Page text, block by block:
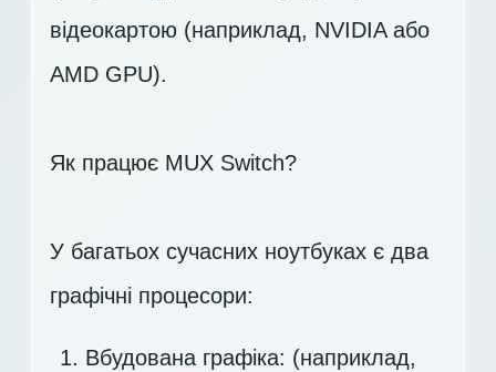
відеокартою (наприклад, NVIDIA або
AMD GPU).
Як працює MUX Switch?
У багатьох сучасних ноутбуках є два
графічні процесори:
Вбудована графіка: (наприклад,